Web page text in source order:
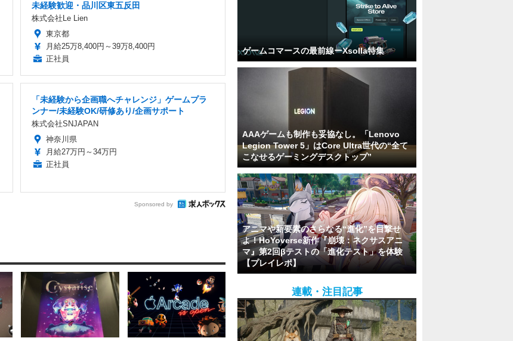
未経験歓迎・品川区東五反田
株式会社Le Lien
東京都
月給25万8,400円～39万8,400円
正社員
「未経験から企画職へチャレンジ」ゲームプラ
ンナー/未経験OK/研修あり/企画サポート
株式会社SNJAPAN
神奈川県
月給27万円～34万円
正社員
Sponsored by
ゲームコマースの最前線ーXsolla特集
AAAゲームも制作も妥協なし。「Lenovo
Legion Tower 5」はCore Ultra世代の“全て
こなせるゲーミングデスクトップ”
アニマや新要素のさらなる“進化”を目撃せ
よ！HoYoverse新作『崩壊：ネクサスアニ
マ』第2回βテストの「進化テスト」を体験
【プレイレポ】
連載・注目記事